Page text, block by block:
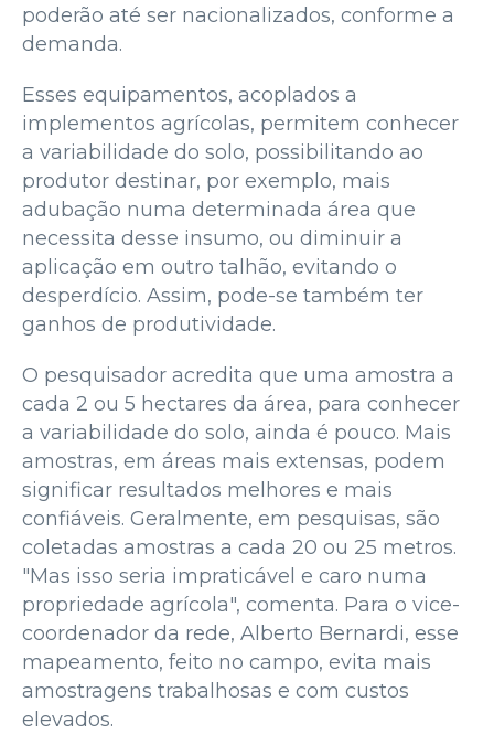
poderão até ser nacionalizados, conforme a
demanda.
Esses equipamentos, acoplados a
implementos agrícolas, permitem conhecer
a variabilidade do solo, possibilitando ao
produtor destinar, por exemplo, mais
adubação numa determinada área que
necessita desse insumo, ou diminuir a
aplicação em outro talhão, evitando o
desperdício. Assim, pode-se também ter
ganhos de produtividade.
O pesquisador acredita que uma amostra a
cada 2 ou 5 hectares da área, para conhecer
a variabilidade do solo, ainda é pouco. Mais
amostras, em áreas mais extensas, podem
significar resultados melhores e mais
confiáveis. Geralmente, em pesquisas, são
coletadas amostras a cada 20 ou 25 metros.
"Mas isso seria impraticável e caro numa
propriedade agrícola", comenta. Para o vice-
coordenador da rede, Alberto Bernardi, esse
mapeamento, feito no campo, evita mais
amostragens trabalhosas e com custos
elevados.